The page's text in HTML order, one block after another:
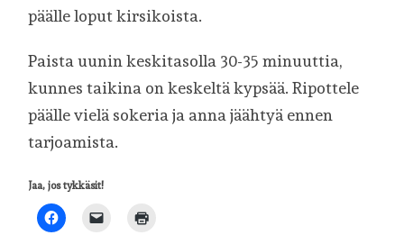
päälle loput kirsikoista.
Paista uunin keskitasolla 30-35 minuuttia,
kunnes taikina on keskeltä kypsää. Ripottele
päälle vielä sokeria ja anna jäähtyä ennen
tarjoamista.
Jaa, jos tykkäsit!